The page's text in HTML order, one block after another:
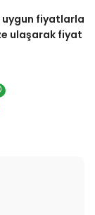
uygun fiyatlarla
ulaşarak fiyat